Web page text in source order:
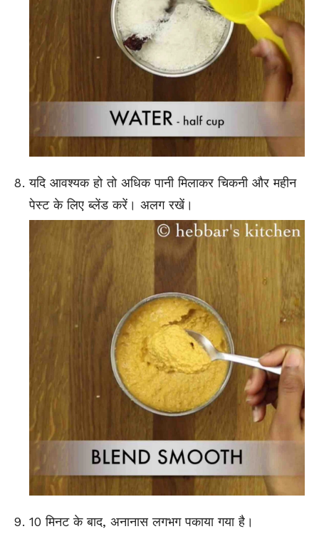
यदि आवश्यक हो तो अधिक पानी मिलाकर चिकनी और महीन
पेस्ट के लिए ब्लेंड करें। अलग रखें।
10 मिनट के बाद, अनानास लगभग पकाया गया है।